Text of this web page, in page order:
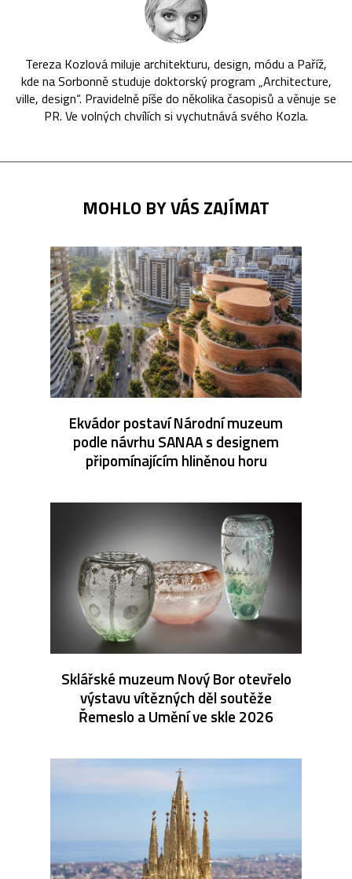
Tereza Kozlová miluje architekturu, design, módu a Paříž,
kde na Sorbonně studuje doktorský program „Architecture,
ville, design“. Pravidelně píše do několika časopisů a věnuje se
PR. Ve volných chvílích si vychutnává svého Kozla.
MOHLO BY VÁS ZAJÍMAT
Ekvádor postaví Národní muzeum
podle návrhu SANAA s designem
připomínajícím hliněnou horu
Sklářské muzeum Nový Bor otevřelo
výstavu vítězných děl soutěže
Řemeslo a Umění ve skle 2026